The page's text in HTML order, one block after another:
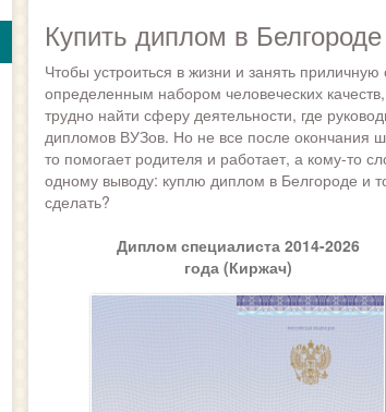
Купить диплом в Белгороде
Чтобы устроиться в жизни и занять
определенным набором человеческих
трудно найти сферу деятельности, где
дипломов ВУЗов. Но не все после окончания
то помогает родителя и работает, а кому-то
одному выводу: куплю диплом в Белгороде и
сделать?
Диплом специалиста 2014-2026
года (Киржач)